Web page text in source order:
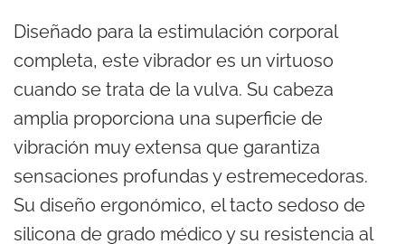
Diseñado para la estimulación corporal
completa, este vibrador es un virtuoso
cuando se trata de la vulva. Su cabeza
amplia proporciona una superficie de
vibración muy extensa que garantiza
sensaciones profundas y estremecedoras.
Su diseño ergonómico, el tacto sedoso de
silicona de grado médico y su resistencia al